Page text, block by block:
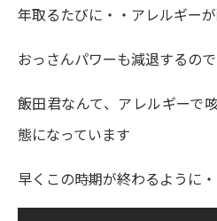
年取るたびに・・アレルギー
おっさんパワーも減退するの
飯田君なんて、アレルギーで
態になっています
早くこの時期が終わるように・